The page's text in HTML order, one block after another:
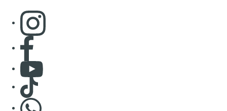
Consulter page Instagram
Consulter page Facebook
Consulter Youtube
Consulter TikTok